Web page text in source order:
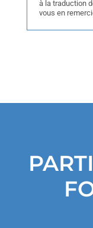
à la traduction
vous en